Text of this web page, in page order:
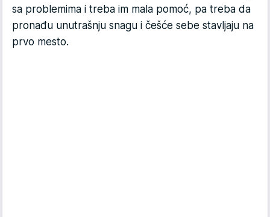
sa problemima i treba im mala pomoć, pa treba da
pronađu unutrašnju snagu i češće sebe stavljaju na
prvo mesto.